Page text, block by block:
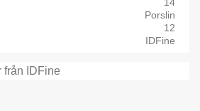
Porslin
12
IDFine
från IDFine